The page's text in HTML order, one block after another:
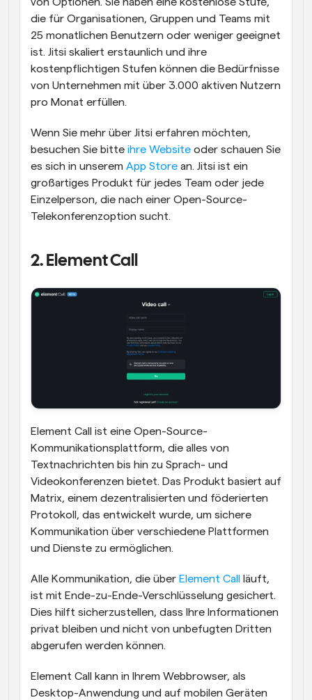
von Optionen. Sie haben eine kostenlose Stufe,
die für Organisationen, Gruppen und Teams mit
25 monatlichen Benutzern oder weniger geeignet
ist. Jitsi skaliert erstaunlich und ihre
kostenpflichtigen Stufen können die Bedürfnisse
von Unternehmen mit über 3.000 aktiven Nutzern
pro Monat erfüllen.
Wenn Sie mehr über Jitsi erfahren möchten,
besuchen Sie bitte ihre Website oder schauen Sie
es sich in unserem App Store an. Jitsi ist ein
großartiges Produkt für jedes Team oder jede
Einzelperson, die nach einer Open-Source-
Telekonferenzoption sucht.
2. Element Call
Element Call ist eine Open-Source-
Kommunikationsplattform, die alles von
Textnachrichten bis hin zu Sprach- und
Videokonferenzen bietet. Das Produkt basiert auf
Matrix, einem dezentralisierten und föderierten
Protokoll, das entwickelt wurde, um sichere
Kommunikation über verschiedene Plattformen
und Dienste zu ermöglichen.
Alle Kommunikation, die über Element Call
läuft,
ist mit Ende-zu-Ende-Verschlüsselung gesichert.
Dies hilft sicherzustellen, dass Ihre Informationen
privat bleiben und nicht von unbefugten Dritten
abgerufen werden können.
Element Call kann in Ihrem Webbrowser, als
Desktop-Anwendung und auf mobilen Geräten